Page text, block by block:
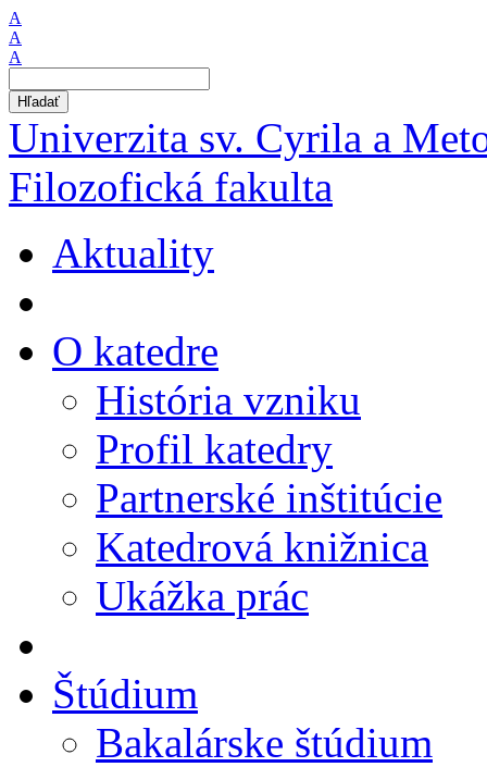
A
A
A
Hľadať
Univerzita sv. Cyrila a
Filozofická fakulta
Aktuality
O katedre
História vzniku
Profil katedry
Partnerské inštitúcie
Katedrová knižnica
Ukážka prác
Štúdium
Bakalárske štúdium